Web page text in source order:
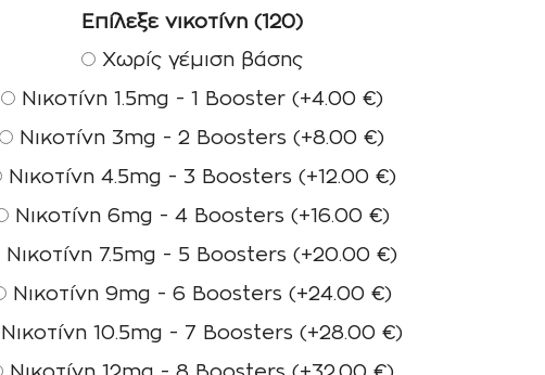
Επίλεξε νικοτίνη (120)
Χωρίς γέμιση βάσης
Νικοτίνη 1.5mg - 1 Booster (+4.00 €)
Νικοτίνη 3mg - 2 Boosters(+8.00€)
Νικοτίνη 4.5mg - 3 Boosters (+12.00 €)
Νικοτίνη 6mg - 4 Boosters (+16.00 €)
Νικοτίνη 7.5mg - 5 Boosters(+20.00€)
Νικοτίνη 9mg - 6 Boosters (+24.00 €)
Νικοτίνη 10.5mg - 7 Boosters(+28.00€)